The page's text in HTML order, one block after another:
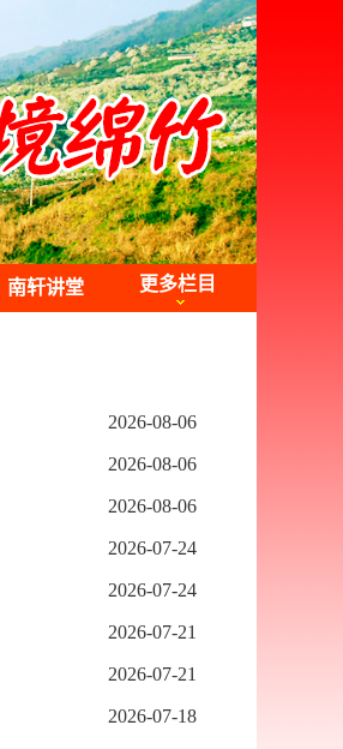
南轩讲堂 更多栏目
2026-08-06
2026-08-06
2026-08-06
2026-07-24
2026-07-24
2026-07-21
2026-07-21
2026-07-18